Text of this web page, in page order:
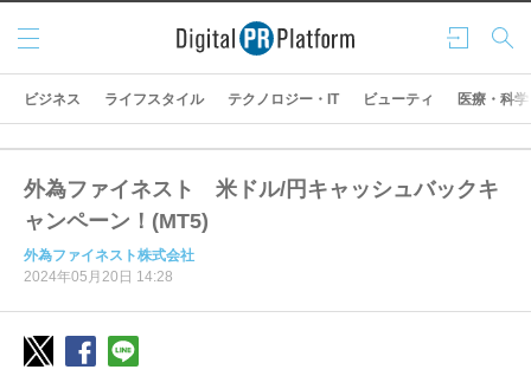
ログ
イン
検索
メニ
ュー
ビジネス ライフスタイル テクノロジー・IT ビューティ 医療・科学
外為ファイネスト 米ドル/円キャッシュバックキ
ャンペーン！(MT5)
外為ファイネスト株式会社
2024年05月20日 14:28